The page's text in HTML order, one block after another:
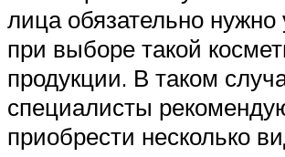
лица обязательно нужно
при выборе такой
продукции. В таком
специалисты
приобрести несколько